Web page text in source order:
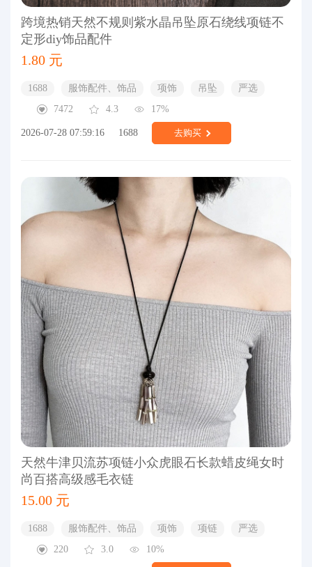
跨境热销天然不规则紫水晶吊坠原石绕线项链不
定形diy饰品配件
1.80 元
1688 服饰配件、饰品 项饰 吊坠
严选
7472
4.3 17%
2026-07-28 07:59:16 1688 去购买
天然牛津贝流苏项链小众虎眼石长款蜡皮绳女时
尚百搭高级感毛衣链
15.00 元
1688 服饰配件、饰品 项饰 项链
严选
220
3.0 10%